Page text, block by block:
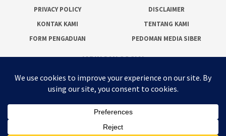
PRIVACY POLICY
DISCLAIMER
KONTAK KAMI
TENTANG KAMI
FORM PENGADUAN
PEDOMAN MEDIA SIBER
JARINGAN SOCIAL
Facebook
Twitter
WordPress
Instagram
Youtube
RSS